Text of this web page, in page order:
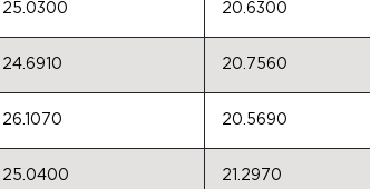
25.0300 20.6300
24.6910 20.7560
26.1070 20.5690
25.0400 21.2970